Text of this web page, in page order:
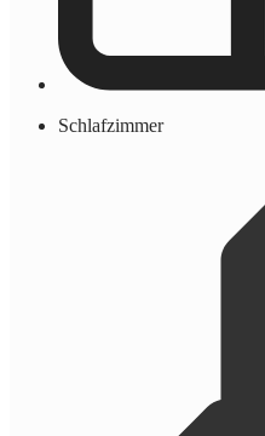
Schlafzimmer